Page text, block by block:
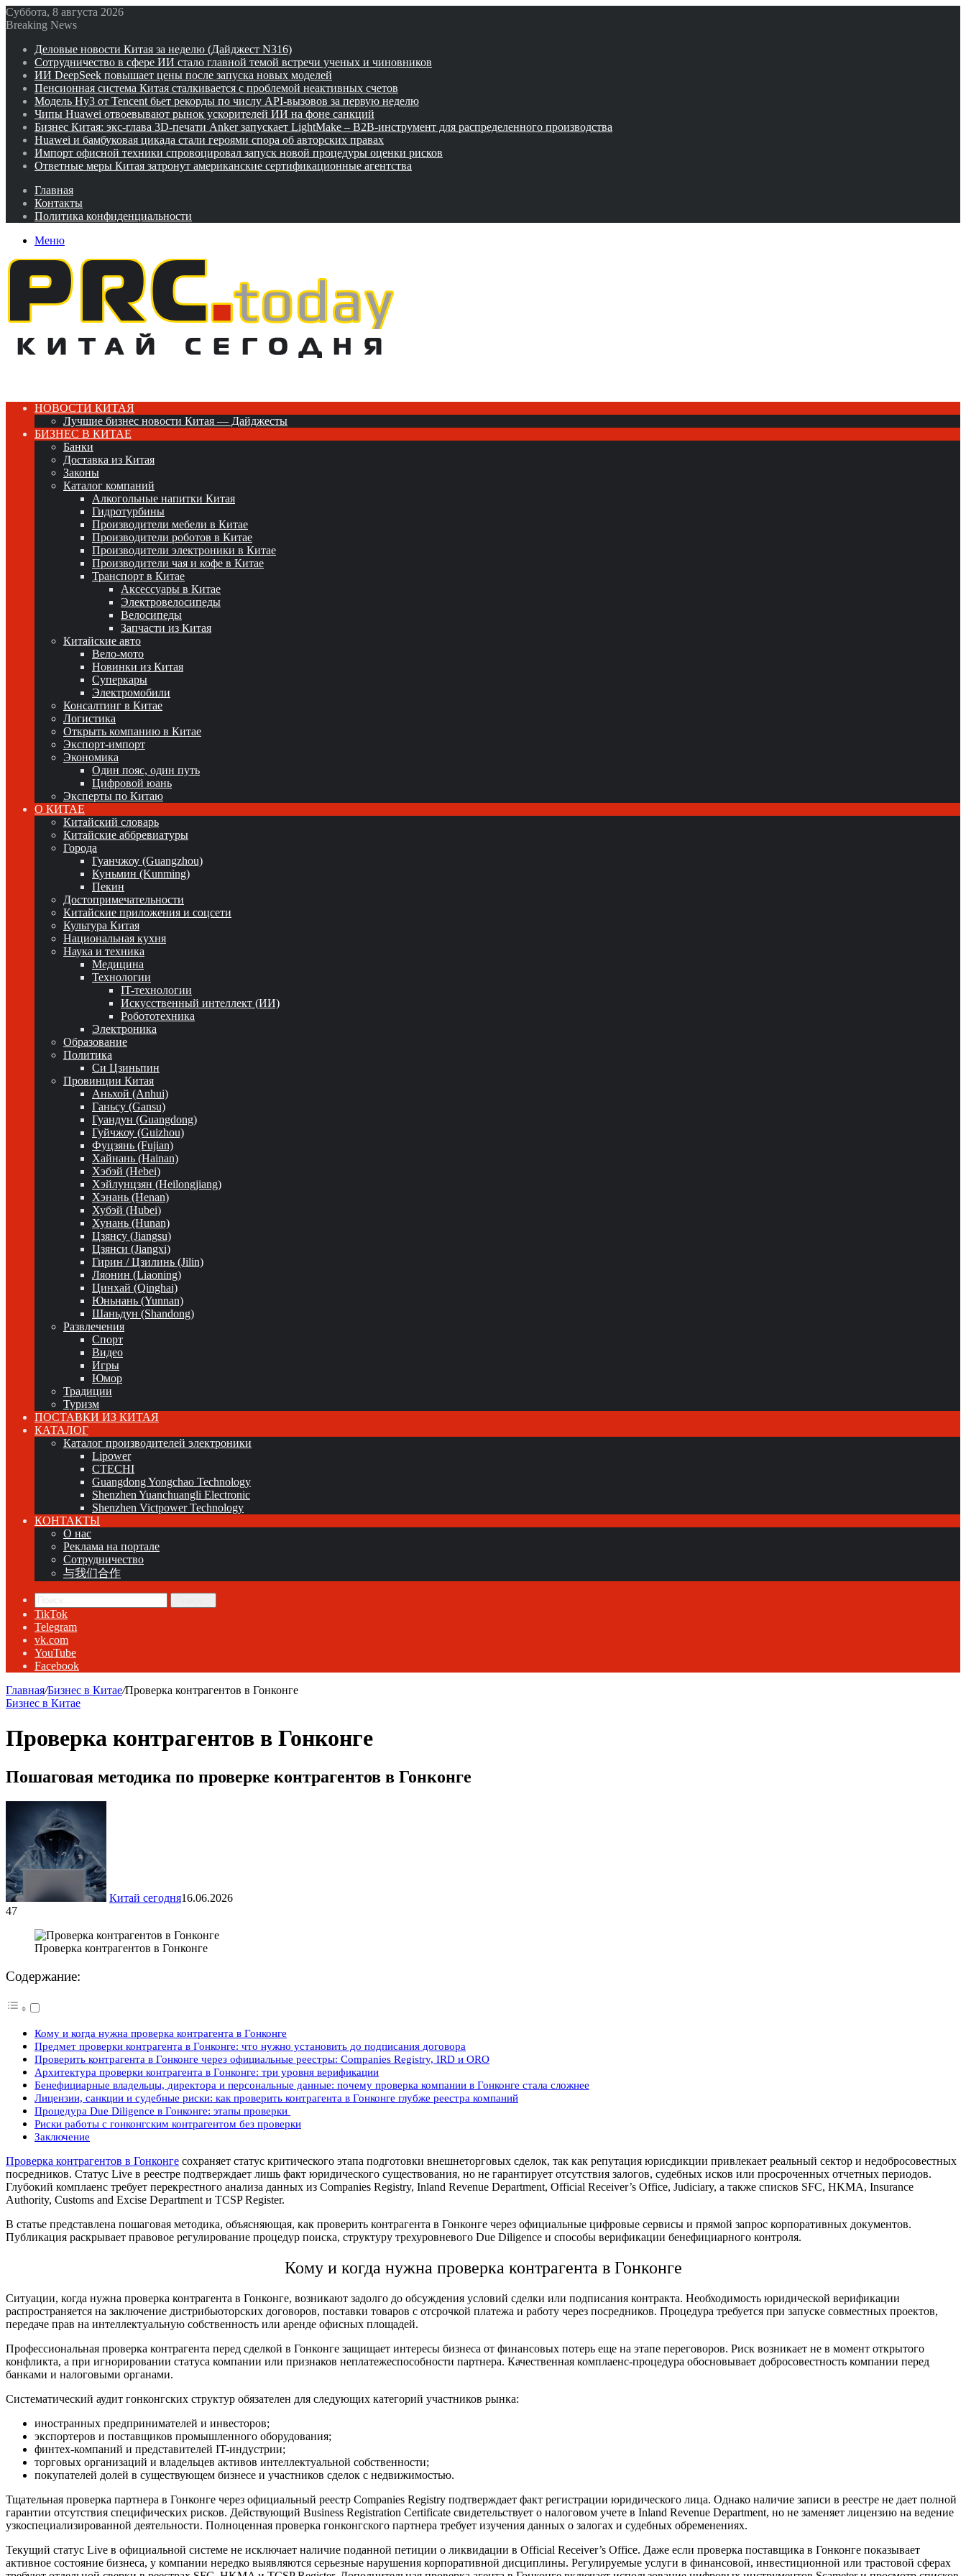
Суббота, 8 августа 2026
Breaking News
Деловые новости Китая за неделю (Дайджест N316)
Сотрудничество в сфере ИИ стало главной темой встречи ученых и чиновников
ИИ DeepSeek повышает цены после запуска новых моделей
Пенсионная система Китая сталкивается с проблемой неактивных счетов
Модель Hy3 от Tencent бьет рекорды по числу API-вызовов за первую неделю
Чипы Huawei отвоевывают рынок ускорителей ИИ на фоне санкций
Бизнес Китая: экс-глава 3D-печати Anker запускает LightMake – B2B-инструмент для распределенного производства
Huawei и бамбуковая цикада стали героями спора об авторских правах
Импорт офисной техники спровоцировал запуск новой процедуры оценки рисков
Ответные меры Китая затронут американские сертификационные агентства
Главная
Контакты
Политика конфиденциальности
Меню
НОВОСТИ КИТАЯ
Лучшие бизнес новости Китая — Дайджесты
БИЗНЕС В КИТАЕ
Банки
Доставка из Китая
Законы
Каталог компаний
Алкогольные напитки Китая
Гидротурбины
Производители мебели в Китае
Производители роботов в Китае
Производители электроники в Китае
Производители чая и кофе в Китае
Транспорт в Китае
Аксессуары в Китае
Электровелосипеды
Велосипеды
Запчасти из Китая
Китайские авто
Вело-мото
Новинки из Китая
Суперкары
Электромобили
Консалтинг в Китае
Логистика
Открыть компанию в Китае
Экспорт-импорт
Экономика
Один пояс, один путь
Цифровой юань
Эксперты по Китаю
О КИТАЕ
Китайский словарь
Китайские аббревиатуры
Города
Гуанчжоу (Guangzhou)
Куньмин (Kunming)
Пекин
Достопримечательности
Китайские приложения и соцсети
Культура Китая
Национальная кухня
Наука и техника
Медицина
Технологии
IT-технологии
Искусственный интеллект (ИИ)
Робототехника
Электроника
Образование
Политика
Си Цзиньпин
Провинции Китая
Аньхой (Anhui)
Ганьсу (Gansu)
Гуандун (Guangdong)
Гуйчжоу (Guizhou)
Фуцзянь (Fujian)
Хайнань (Hainan)
Хэбэй (Hebei)
Хэйлунцзян (Heilongjiang)
Хэнань (Henan)
Хубэй (Hubei)
Хунань (Hunan)
Цзянсу (Jiangsu)
Цзянси (Jiangxi)
Гирин / Цзилинь (Jilin)
Ляонин (Liaoning)
Цинхай (Qinghai)
Юньнань (Yunnan)
Шаньдун (Shandong)
Развлечения
Спорт
Видео
Игры
Юмор
Традиции
Туризм
ПОСТАВКИ ИЗ КИТАЯ
КАТАЛОГ
Каталог производителей электроники
Lipower
CTECHI
Guangdong Yongchao Technology
Shenzhen Yuanchuangli Electronic
Shenzhen Victpower Technology
КОНТАКТЫ
О нас
Реклама на портале
Сотрудничество
与我们合作
TikTok
Telegram
vk.com
YouTube
Facebook
Главная/Бизнес в Китае/Проверка контрагентов в Гонконге
Бизнес в Китае
Проверка контрагентов в Гонконге
Пошаговая методика по проверке контрагентов в Гонконге
Китай сегодня16.06.2026
47
Проверка контрагентов в Гонконге
Содержание:
Кому и когда нужна проверка контрагента в Гонконге
Предмет проверки контрагента в Гонконге: что нужно установить до подписания договора
Проверить контрагента в Гонконге через официальные реестры: Companies Registry, IRD и ORO
Архитектура проверки контрагента в Гонконге: три уровня верификации
Бенефициарные владельцы, директора и персональные данные: почему проверка компании в Гонконге стала сложнее
Лицензии, санкции и судебные риски: как проверить контрагента в Гонконге глубже реестра компаний
Процедура Due Diligence в Гонконге: этапы проверки
Риски работы с гонконгским контрагентом без проверки
Заключение
Проверка контрагентов в Гонконге сохраняет статус критического этапа подготовки внешнеторговых сделок, так как репутация юрисдикции привлекает реальный сектор и недобросовестных
посредников. Статус Live в реестре подтверждает лишь факт юридического существования, но не гарантирует отсутствия залогов, судебных исков или просроченных отчетных периодов.
Глубокий комплаенс требует перекрестного анализа данных из Companies Registry, Inland Revenue Department, Official Receiver’s Office, Judiciary, а также списков SFC, HKMA, Insurance
Authority, Customs and Excise Department и TCSP Register.
В статье представлена пошаговая методика, объясняющая, как проверить контрагента в Гонконге через официальные цифровые сервисы и прямой запрос корпоративных документов.
Публикация раскрывает правовое регулирование процедур поиска, структуру трехуровневого Due Diligence и способы верификации бенефициарного контроля.
Кому и когда нужна проверка контрагента в Гонконге
Ситуации, когда нужна проверка контрагента в Гонконге, возникают задолго до обсуждения условий сделки или подписания контракта. Необходимость юридической верификации
распространяется на заключение дистрибьюторских договоров, поставки товаров с отсрочкой платежа и работу через посредников. Процедура требуется при запуске совместных проектов,
передаче прав на интеллектуальную собственность или аренде офисных площадей.
Профессиональная проверка контрагента перед сделкой в Гонконге защищает интересы бизнеса от финансовых потерь еще на этапе переговоров. Риск возникает не в момент открытого
конфликта, а при игнорировании статуса компании или признаков неплатежеспособности партнера. Качественная комплаенс-процедура обосновывает добросовестность компании перед
банками и налоговыми органами.
Систематический аудит гонконгских структур обязателен для следующих категорий участников рынка:
иностранных предпринимателей и инвесторов;
экспортеров и поставщиков промышленного оборудования;
финтех-компаний и представителей IT-индустрии;
торговых организаций и владельцев активов интеллектуальной собственности;
покупателей долей в существующем бизнесе и участников сделок с недвижимостью.
Тщательная проверка партнера в Гонконге через официальный реестр Companies Registry подтверждает факт регистрации юридического лица. Однако наличие записи в реестре не дает полной
гарантии отсутствия специфических рисков. Действующий Business Registration Certificate свидетельствует о налоговом учете в Inland Revenue Department, но не заменяет лицензию на ведение
узкоспециализированной деятельности. Полноценная проверка гонконгского партнера требует изучения данных о залогах и судебных обременениях.
Текущий статус Live в официальной системе не исключает наличие поданной петиции о ликвидации в Official Receiver’s Office. Даже если проверка поставщика в Гонконге показывает
активное состояние бизнеса, у компании нередко выявляются серьезные нарушения корпоративной дисциплины. Регулируемые услуги в финансовой, инвестиционной или трастовой сферах